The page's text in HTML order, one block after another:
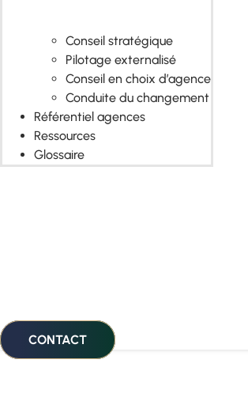
Conseil stratégique
Pilotage externalisé
Conseil en choix d’agence
Conduite du changement
Référentiel agences
Ressources
Glossaire
CONTACT